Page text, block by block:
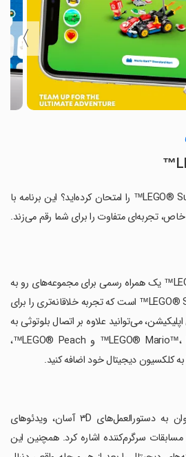
〉
آیا تابه‌حال برنامه LEGO® Super Mario™ را امتحان کرده‌اید؟ این برنامه با
تجربه‌ای متفاوت را برای شما رقم می‌زند.
اپلیکیشن LEGO® Super Mario™ یک همراه رسمی برای مجموعه‌های رو به
گسترش ساخت LEGO® Super Mario™ است که تجربه خلاقانه‌تری را برای
می‌توانید علاوه بر اتصال بلوتوثی به
شخصیت‌های LEGO® Mario™، LEGO® Luigi™ و LEGO® Peach™،
کلکسیون دیجیتال خود اضافه کنید.
‏از ویژگی‌های کلیدی آن می‌توان به دستورالعمل‌های ۳D آسان، ویدئوهای
سرگرم‌کننده اشاره کرد. همچنین این